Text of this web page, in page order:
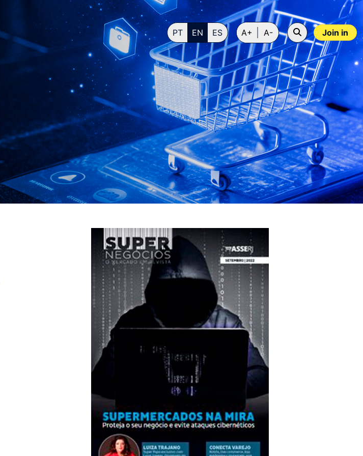
Join in
PT EN ES A+ A-